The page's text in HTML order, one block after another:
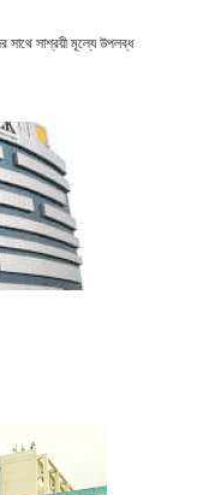
সাথে সাশ্রয়ী মূল্যে উপলব্ধ